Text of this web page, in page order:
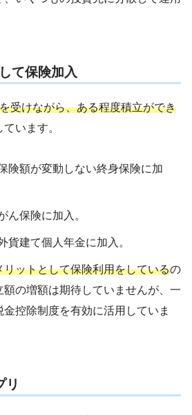
て保険加入
受けながら、ある程度積立ができ
ています。
険額が変動しない終身保険に加
ん保険に加入。
貨建て個人年金に加入。
リットとして保険利用をしているの
の増額は期待していませんが、一
控除制度を有効に活用していま
リ